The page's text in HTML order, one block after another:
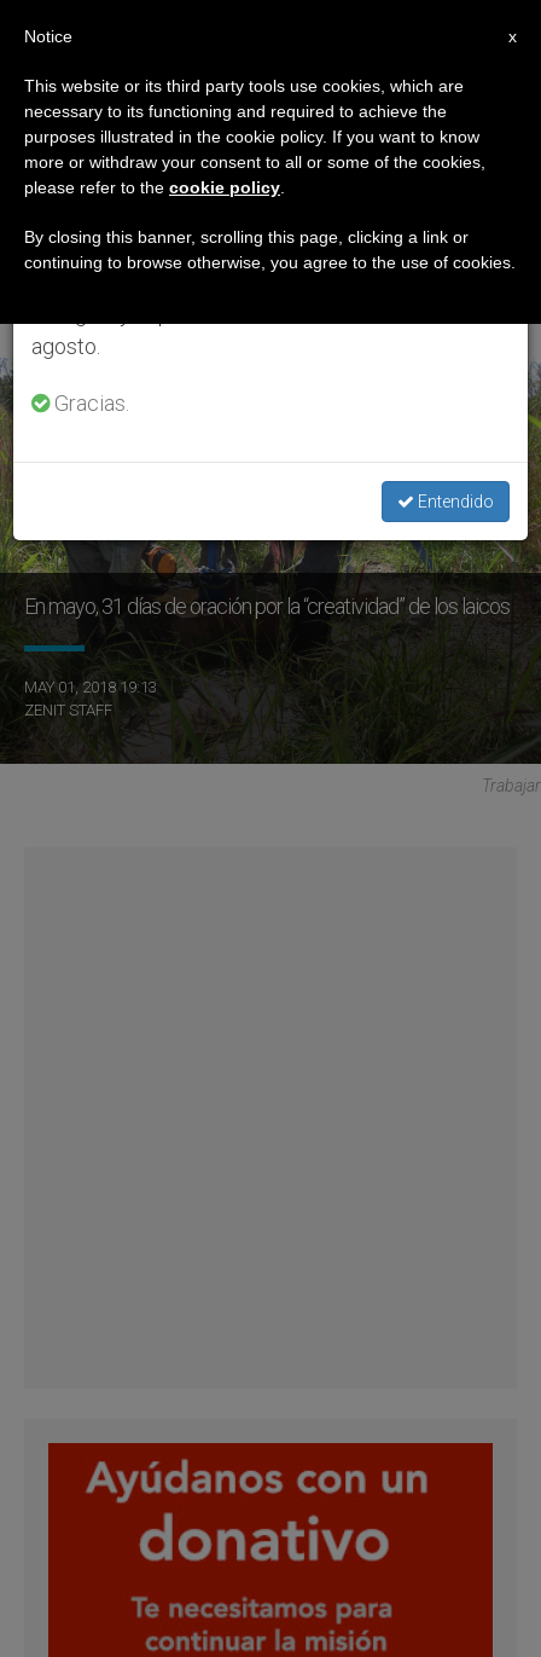
ETIQUETA
Posts Tagged
‘Creatividad De Los
ÚLTIMAS NOTICIAS
En mayo, 31 días de oración por la “creatividad” de los laicos
MAY 01, 2018 19:13
ZENIT STAFF
Trabajar
×
Aviso importante
Del 27 de julio al 7 de agosto haremos la pausa
anual, aprovechando que en el periodo de verano
se generan menos informaciones y también el
agosto.
Gracias.
Entendido
x
Notice
This website or its third party tools use cookies, which are
necessary to its functioning and required to achieve the
purposes illustrated in the cookie policy. If you want to know
more or withdraw your consent to all or some of the cookies,
please refer to the cookie policy
By closing this banner, scrolling this page, clicking a link or
continuing to browse otherwise, you agree to the use of cookies.